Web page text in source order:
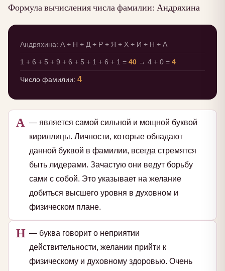
Формула вычисления числа фамилии: Андряхина
Андряхина: А + Н + Д + Р + Я + Х + И + Н + А
1 + 6 + 5 + 9 + 6 + 5 + 1 + 6 + 1 = 40 → 4 + 0 = 4
Число фамилии: 4
А — является самой сильной и мощной буквой
кириллицы. Личности, которые обладают
данной буквой в фамилии, всегда стремятся
быть лидерами. Зачастую они ведут борьбу
сами с собой. Это указывает на желание
добиться высшего уровня в духовном и
физическом плане.
Н — буква говорит о неприятии
действительности, желании прийти к
физическому и духовному здоровью. Очень